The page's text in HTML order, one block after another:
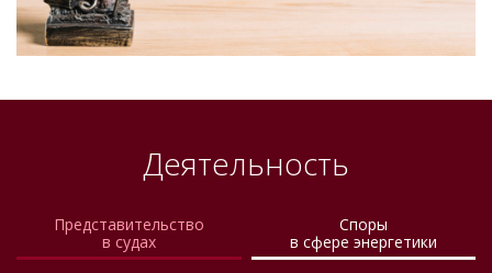
Деятельность
Представительство
в судах
Споры
в сфере энергетики